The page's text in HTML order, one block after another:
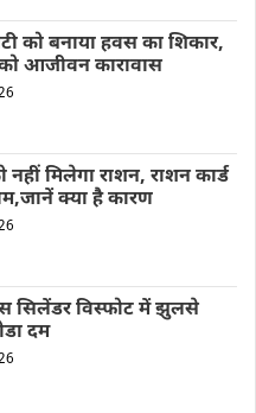
को बनाया हवस का शिकार,
को आजीवन कारावास
नहीं मिलेगा राशन, राशन कार्ड
क्या है कारण
सिलेंडर विस्फोट में झुलसे
दम